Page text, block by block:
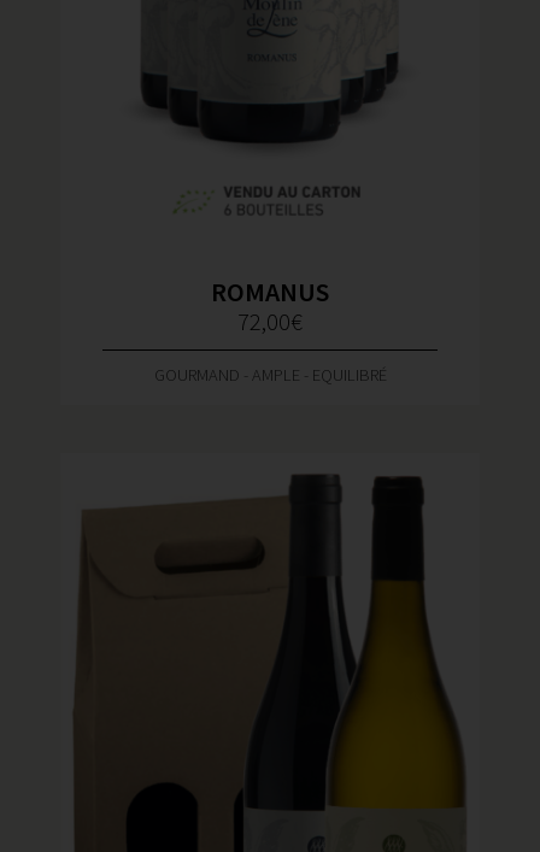
ROMANUS
72,00€
GOURMAND - AMPLE - EQUILIBRÉ